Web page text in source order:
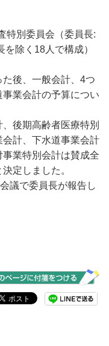
特別委員会（委員長:
除く18人で構成）
後、一般会計、4つ
業会計の予算につい
後期高齢者医療特別
計、下水道事業会計
業特別会計は賛成全
定しました。
議で委員長が報告し